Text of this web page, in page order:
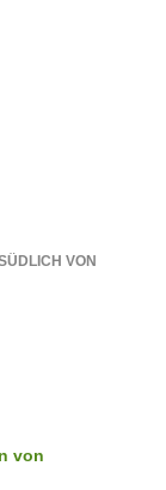
VON
von